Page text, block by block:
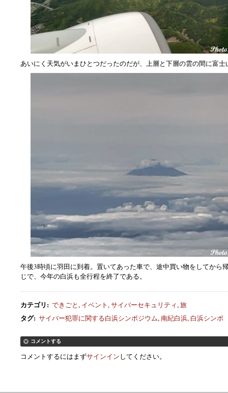
あいにく天気がいまひとつだったのだが、上層と下層の雲の間に富士
午後3時頃に羽田に到着。置いてあった車で、途中買い物をしてから
じで、今年の白浜も全行程を終了である。
カテゴリ: できごと, イベント,サイバーセキュリティ,旅
タグ: サイバー犯罪に関する白浜シンポジウム,南紀白浜, 白浜シンポ
コメントする
コメントするにはまずサインインしてください。